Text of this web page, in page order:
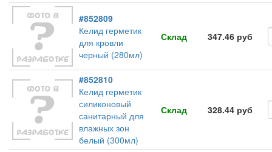
#852809
Келид герметик
для кровли
черный (280мл)
Склад 347.46 руб
#852810
Келид герметик
силиконовый
санитарный для
влажных зон
белый (300мл)
Склад 328.44 руб